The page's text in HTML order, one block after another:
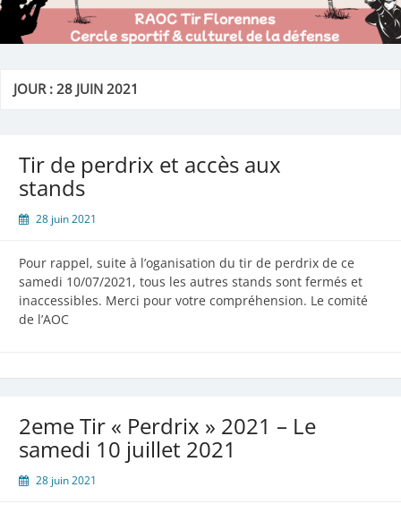
JOUR :28 JUIN 2021
Tir de perdrix et accès aux
stands
28 juin 2021
Pour rappel, suite à l’oganisation du tir de perdrix de ce
samedi 10/07/2021, tous les autres stands sont fermés et
inaccessibles. Merci pour votre compréhension. Le comité
de l’AOC
2eme Tir « Perdrix » 2021 – Le
samedi 10 juillet 2021
28 juin 2021